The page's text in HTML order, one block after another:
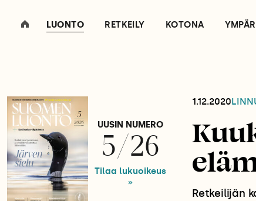
LUONTO RETKEILY KOTONA
UUSIN NUMERO
5/26
Tilaa lukuoikeus
»
1.12.2020
Retkeilijän